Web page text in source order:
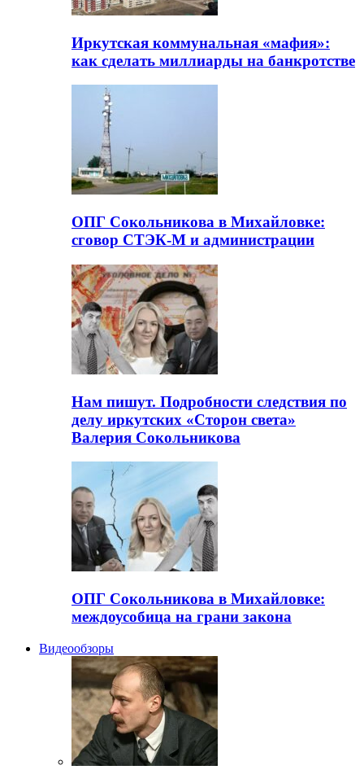
Иркутская коммунальная «мафия»:
как сделать миллиарды на банкротстве
ОПГ Сокольникова в Михайловке:
сговор СТЭК-М и администрации
Нам пишут. Подробности следствия по
делу иркутских «Сторон света»
Валерия Сокольникова
ОПГ Сокольникова в Михайловке:
междоусобица на грани закона
Видеообзоры